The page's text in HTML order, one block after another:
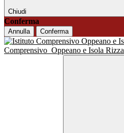
Chiudi
Conferma
Annulla Conferma
Comprensivo Oppeano e Isola Rizza